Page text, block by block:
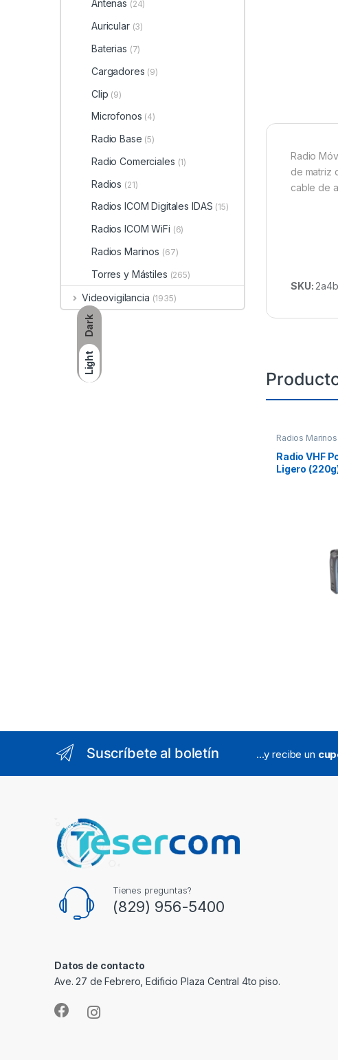
Dark
Light
Radio
de matriz
cable de
SKU:
Radios Marinos
Radio VHF
Ligero
usuarios,
LED por los
Antenas (24)
Auricular (3)
Baterias (7)
Cargadores (9)
Clip (9)
Microfonos (4)
Radio Base (5)
Radio Comerciales (1)
Radios (21)
Radios ICOM Digitales IDAS (15)
Radios ICOM WiFi (6)
Radios Marinos (67)
Torres y Mástiles (265)
Videovigilancia (1935)
Suscríbete al boletín ...y recibe un
Tienes preguntas?
(829) 956-5400
Datos de contacto
Ave. 27 de Febrero, Edificio Plaza Central 4to piso.